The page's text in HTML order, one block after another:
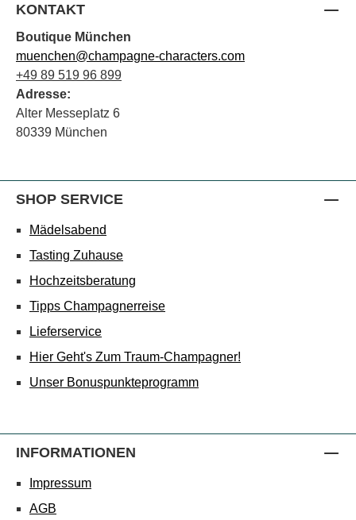
KONTAKT
Boutique München
muenchen@champagne-characters.com
+49 89 519 96 899
Adresse:
Alter Messeplatz 6
80339 München
SHOP SERVICE
Mädelsabend
Tasting Zuhause
Hochzeitsberatung
Tipps Champagnerreise
Lieferservice
Hier Geht's Zum Traum-Champagner!
Unser Bonuspunkteprogramm
INFORMATIONEN
Impressum
AGB